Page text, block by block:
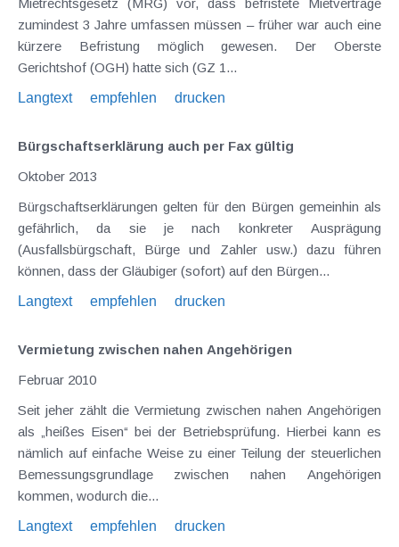
zumindest 3 Jahre umfassen müssen – früher war auch eine
kürzere Befristung möglich gewesen. Der Oberste
Gerichtshof (OGH) hatte sich (GZ 1...
Langtext
empfehlen drucken
Bürgschaftserklärung auch per Fax gültig
Oktober 2013
Bürgschaftserklärungen gelten für den Bürgen gemeinhin als
gefährlich, da sie je nach konkreter Ausprägung
(Ausfallsbürgschaft, Bürge und Zahler usw.) dazu führen
können, dass der Gläubiger (sofort) auf den Bürgen...
Langtext
empfehlen drucken
Vermietung zwischen nahen Angehörigen
Februar 2010
Seit jeher zählt die Vermietung zwischen nahen Angehörigen
als „heißes Eisen“ bei der Betriebsprüfung. Hierbei kann es
nämlich auf einfache Weise zu einer Teilung der steuerlichen
Bemessungsgrundlage zwischen nahen Angehörigen
kommen, wodurch die...
Langtext
empfehlen drucken